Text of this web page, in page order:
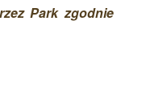
Park zgodnie